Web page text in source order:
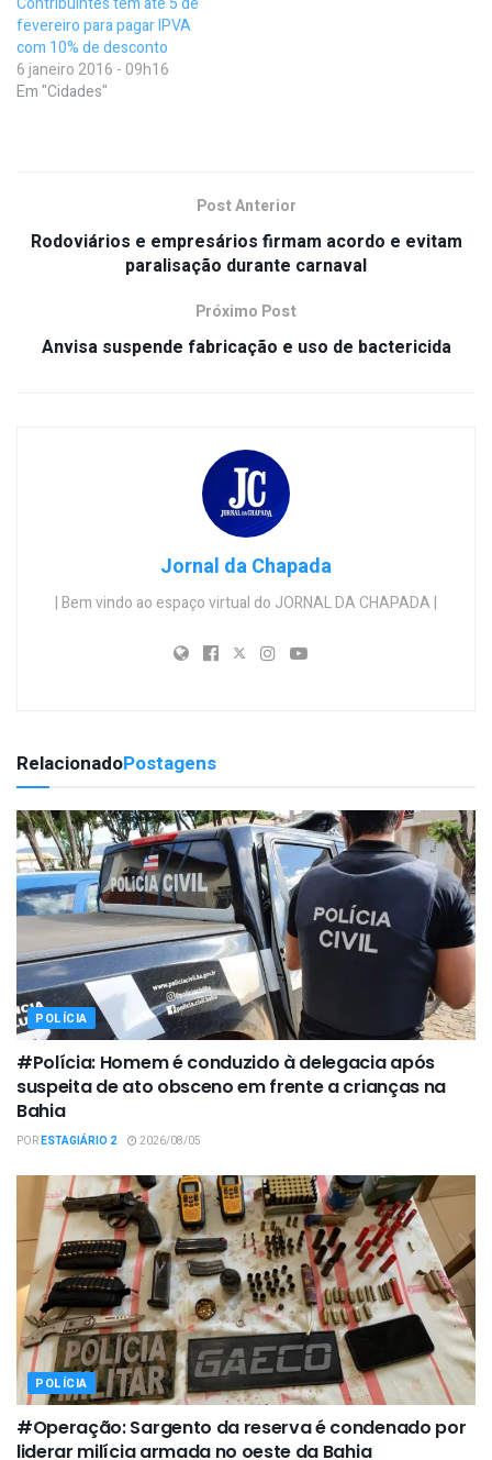
fevereiro para pagar IPVA
com 10% de desconto
6 janeiro 2016 - 09h16
Em "Cidades"
Post Anterior
Rodoviários e empresários firmam acordo e evitam
paralisação durante carnaval
Próximo Post
Anvisa suspende fabricação e uso de bactericida
Jornal da Chapada
| Bem vindo ao espaço virtual do JORNAL DA CHAPADA |
RelacionadoPostagens
POLÍCIA
#Polícia: Homem é conduzido à delegacia após
suspeita de ato obsceno em frente a crianças na
Bahia
PORESTAGIÁRIO 2 2026/08/05
POLÍCIA
#Operação: Sargento da reserva é condenado por
liderar milícia armada no oeste da Bahia